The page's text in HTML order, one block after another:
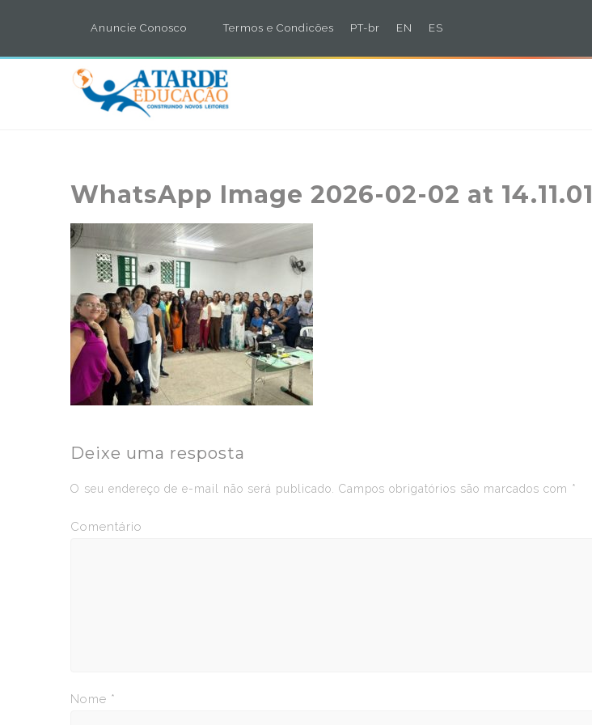
Anuncie Conosco Termos e Condicões PT-br EN ES
WhatsApp Image 2026-02-02 at 14.11.01
Deixe uma resposta
O seu endereço de e-mail não será publicado. Campos obrigatórios são marcados com *
Comentário
Nome *